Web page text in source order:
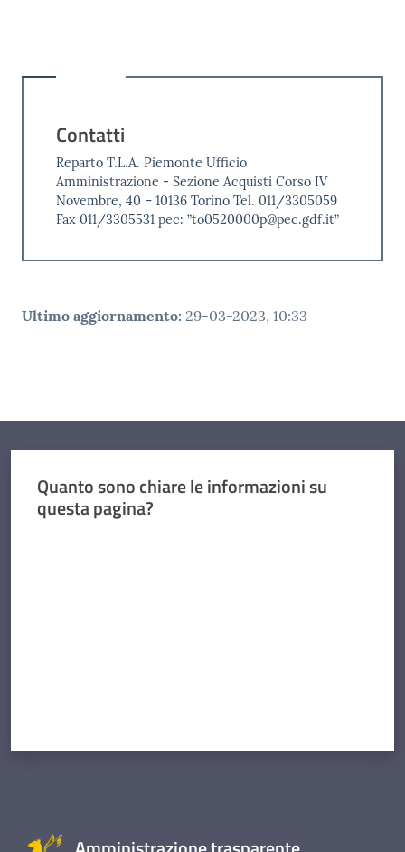
Contatti
Reparto T.L.A. Piemonte Ufficio
Amministrazione - Sezione Acquisti Corso IV
Novembre, 40 – 10136 Torino Tel. 011/3305059
Fax 011/3305531 pec: ”to0520000p@pec.gdf.it”
Ultimo aggiornamento: 29-03-2023, 10:33
Quanto sono chiare le informazioni su
questa pagina?